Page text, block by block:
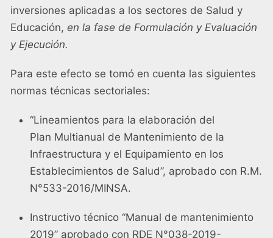
inversiones aplicadas a los sectores de Salud y
Educación, en la fase de Formulación y Evaluación
y Ejecución.
Para este efecto se tomó en cuenta las siguientes
normas técnicas sectoriales:
“Lineamientos para la elaboración del
Plan Multianual de Mantenimiento de la
Infraestructura y el Equipamiento en los
Establecimientos de Salud”, aprobado con R.M.
N°533-2016/MINSA.
Instructivo técnico “Manual de mantenimiento
2019” aprobado con RDE N°038-2019-